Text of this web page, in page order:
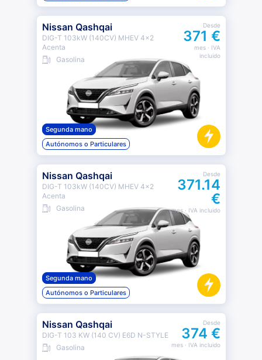
Nissan Qashqai
DIG-T 103kW (140CV) MHEV 4x2
Acenta
Gasolina
Desde
371 €
mes· IVA
incluido
Segunda mano
Autónomos o Particulares
Nissan Qashqai
DIG-T 103kW (140CV) MHEV 4x2
Acenta
Gasolina
Desde
371.14
€
mes· IVA incluido
Segunda mano
Autónomos o Particulares
Nissan Qashqai
DIG-T 103 KW (140 CV) E6D N-STYLE
Gasolina
Desde
374 €
mes· IVA incluido